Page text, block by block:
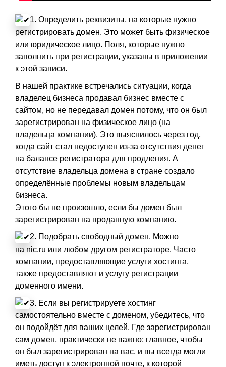
1. Определить реквизиты, на которые нужно
регистрировать домен. Это может быть физическое
или юридическое лицо. Поля, которые нужно
заполнить при регистрации, указаны в приложении
к этой записи.
В нашей практике встречались ситуации, когда
владелец бизнеса продавал бизнес вместе с
сайтом, но не передавал домен потому, что он был
зарегистрирован на физическое лицо (на
владельца компании). Это выяснилось через год,
когда сайт стал недоступен из-за отсутствия денег
на балансе регистратора для продления. А
отсутствие владельца домена в стране создало
определённые проблемы новым владельцам
бизнеса.
Этого бы не произошло, если бы домен был
зарегистрирован на проданную компанию.
2. Подобрать свободный домен. Можно
на nic.ru или любом другом регистраторе. Часто
компании, предоставляющие услуги хостинга,
также предоставляют и услугу регистрации
доменного имени.
3. Если вы регистрируете хостинг
самостоятельно вместе с доменом, убедитесь, что
он подойдёт для ваших целей. Где зарегистрирован
сам домен, практически не важно; главное, чтобы
он был зарегистрирован на вас, и вы всегда могли
иметь доступ к электронной почте, к которой